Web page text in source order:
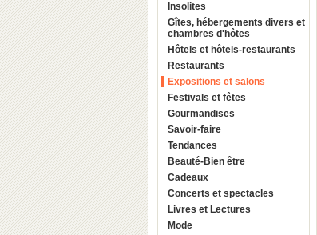
Insolites
Gîtes, hébergements divers et
chambres d'hôtes
Hôtels et hôtels-restaurants
Restaurants
Expositions et salons
Festivals et fêtes
Gourmandises
Savoir-faire
Tendances
Beauté-Bien être
Cadeaux
Concerts et spectacles
Livres et Lectures
Mode